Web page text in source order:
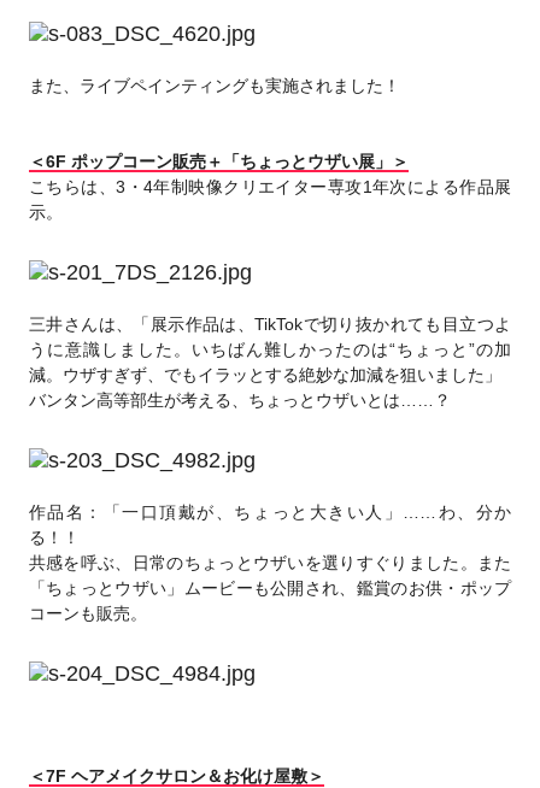
また、ライブペインティングも実施されました！
＜6F ポップコーン販売＋「ちょっとウザい展」＞
こちらは、3・4年制映像クリエイター専攻1年次による作品展
示。
三井さんは、「展示作品は、TikTokで切り抜かれても目立つよ
うに意識しました。いちばん難しかったのは“ちょっと”の加
減。ウザすぎず、でもイラッとする絶妙な加減を狙いました」
バンタン高等部生が考える、ちょっとウザいとは……？
作品名：「一口頂戴が、ちょっと大きい人」……わ、分か
る！！
共感を呼ぶ、日常のちょっとウザいを選りすぐりました。また
「ちょっとウザい」ムービーも公開され、鑑賞のお供・ポップ
コーンも販売。
＜7F ヘアメイクサロン＆お化け屋敷＞